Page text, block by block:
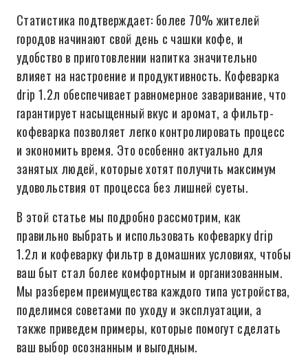
Статистика подтверждает: более 70% жителей
городов начинают свой день с чашки кофе, и
удобство в приготовлении напитка значительно
влияет на настроение и продуктивность. Кофеварка
drip 1.2л обеспечивает равномерное заваривание, что
гарантирует насыщенный вкус и аромат, а фильтр-
кофеварка позволяет легко контролировать процесс
и экономить время. Это особенно актуально для
занятых людей, которые хотят получить максимум
удовольствия от процесса без лишней суеты.
В этой статье мы подробно рассмотрим, как
правильно выбрать и использовать кофеварку drip
1.2л и кофеварку фильтр в домашних условиях, чтобы
ваш быт стал более комфортным и организованным.
Мы разберем преимущества каждого типа устройства,
поделимся советами по уходу и эксплуатации, а
также приведем примеры, которые помогут сделать
ваш выбор осознанным и выгодным.